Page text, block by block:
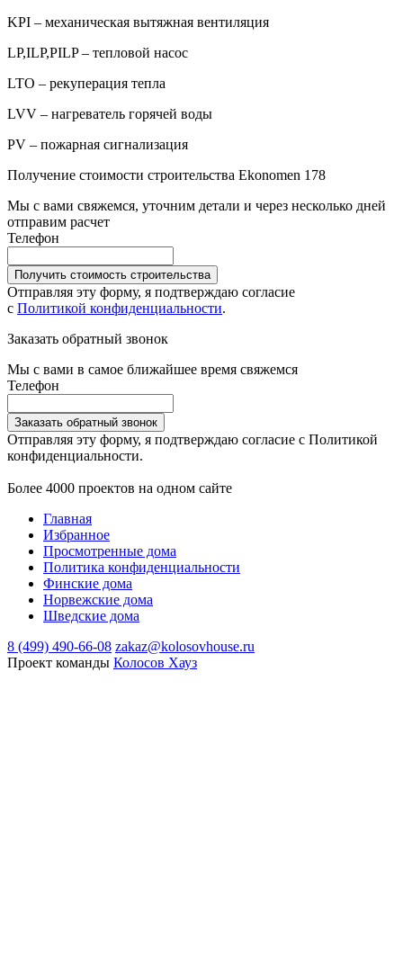
KPI – механическая вытяжная вентиляция
LP,ILP,PILP – тепловой насос
LTO – рекуперация тепла
LVV – нагреватель горячей воды
PV – пожарная сигнализация
Получение стоимости строительства Ekonomen 178
Мы с вами свяжемся, уточним детали и через несколько дней
отправим расчет
Телефон
Получить стоимость строительства
Отправляя эту форму, я подтверждаю согласие
с Политикой конфиденциальности.
Заказать обратный звонок
Мы с вами в самое ближайшее время свяжемся
Телефон
Заказать обратный звонок
Отправляя эту форму, я подтверждаю согласие с Политикой
конфиденциальности.
Более 4000 проектов на одном сайте
Главная
Избранное
Просмотренные дома
Политика конфиденциальности
Финские дома
Норвежские дома
Шведские дома
8 (499) 490-66-08 zakaz@kolosovhouse.ru
Проект команды Колосов Хауз